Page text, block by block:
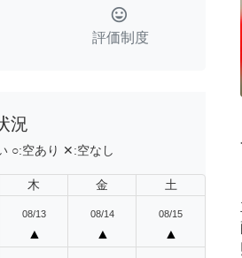
tag_faces
評価制度
況
○:空あり ✕:空なし
木 金 土
08/13
▲
08/14
▲
08/15
▲